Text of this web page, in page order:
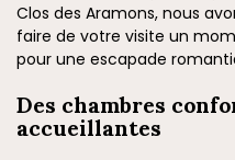
Clos des Aramons, nous
faire de votre visite un
pour une escapade
Des chambres
accueillantes